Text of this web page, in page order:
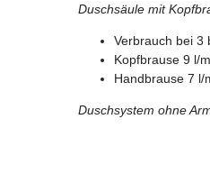
Duschsäule mit
Verbrauch bei 3
Kopfbrause 9 l/
Handbrause 7 l/
Duschsystem ohne